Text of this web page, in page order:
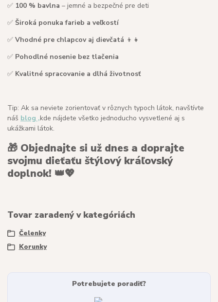
✅ 100 % bavlna – jemné a bezpečné pre deti
✅ Široká ponuka farieb a veľkostí
✅ Vhodné pre chlapcov aj dievčatá 👦👧
✅ Pohodlné nosenie bez tlačenia
✅ Kvalitné spracovanie a dlhá životnosť
Tip: Ak sa neviete zorientovať v rôznych typoch látok, navštívte
náš blog ,kde nájdete všetko jednoducho vysvetlené aj s
ukážkami látok.
🎁 Objednajte si už dnes a doprajte
svojmu dieťaťu štýlový kráľovský
doplnok! 👑💖
Tovar zaradený v kategóriách
Čelenky
Korunky
Potrebujete poradiť?